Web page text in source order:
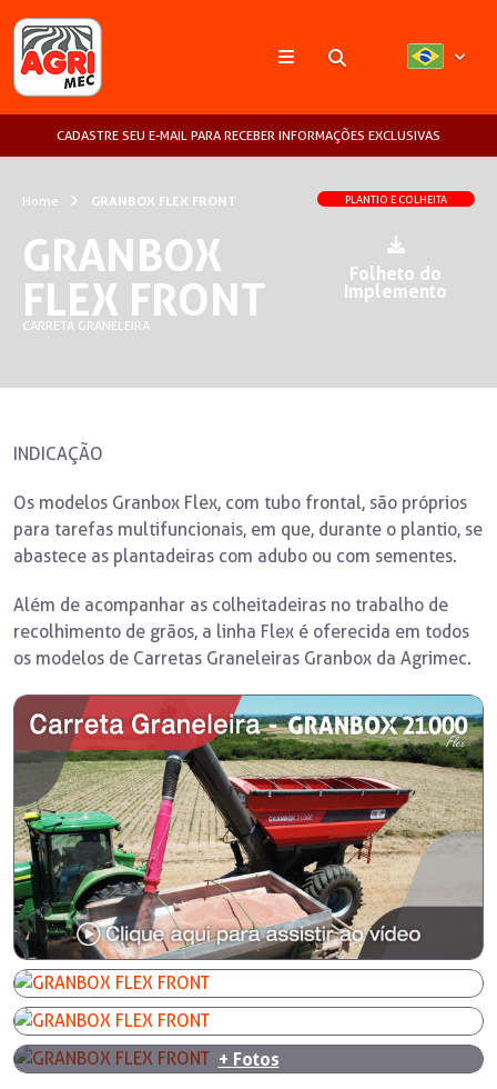
Pesquisar
CADASTRE SEU E-MAIL PARA RECEBER INFORMAÇÕES EXCLUSIVAS
Home GRANBOX FLEX FRONT PLANTIO E COLHEITA
GRANBOX
FLEX FRONT
CARRETA GRANELEIRA
Folheto do
Implemento
INDICAÇÃO
Os modelos Granbox Flex, com tubo frontal, são próprios
para tarefas multifuncionais, em que, durante o plantio, se
abastece as plantadeiras com adubo ou com sementes.
Além de acompanhar as colheitadeiras no trabalho de
recolhimento de grãos, a linha Flex é oferecida em todos
os modelos de Carretas Graneleiras Granbox da Agrimec.
+ Fotos